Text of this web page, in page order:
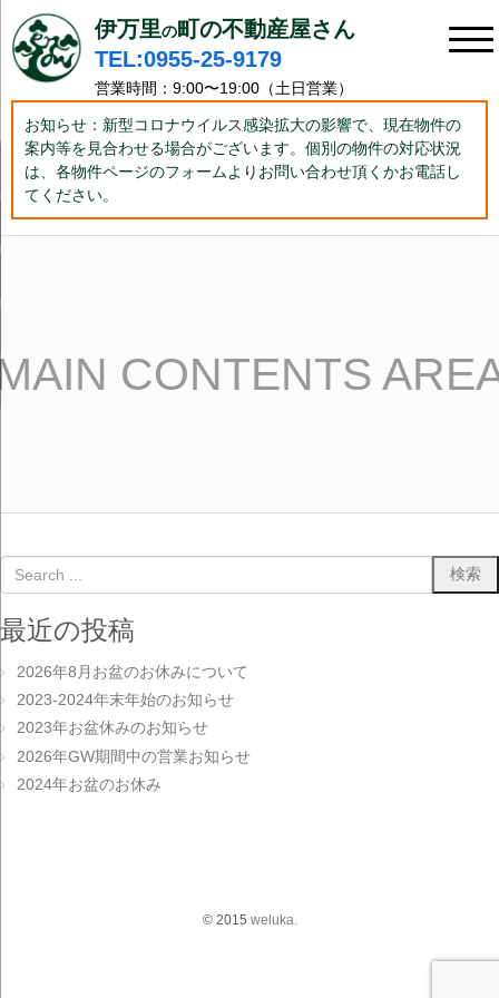
伊万里の町の不動産屋さん
TEL:0955-25-9179
営業時間：9:00〜19:00（土日営業）
お知らせ：新型コロナウイルス感染拡大の影響で、現在物件の
案内等を見合わせる場合がございます。個別の物件の対応状況
は、各物件ページのフォームよりお問い合わせ頂くかお電話し
てください。
CONTENTS
最近の投稿
2026年8月お盆のお休みについて
2023-2024年末年始のお知らせ
2023年お盆休みのお知らせ
2026年GW期間中の営業お知らせ
2024年お盆のお休み
© 2015 weluka.